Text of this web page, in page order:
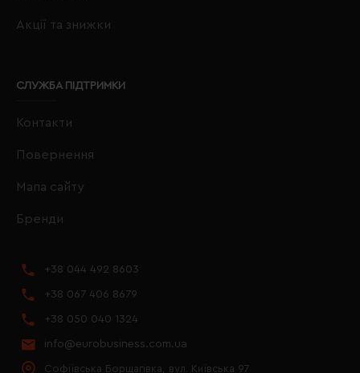
Акції та знижки
СЛУЖБА ПІДТРИМКИ
Контакти
Повернення
Мапа сайту
Бренди
+38 044 492 8603
+38 067 406 8679
+38 050 040 1324
info@eurobusiness.com.ua
Софіївська Борщагівка, вул. Київська 97